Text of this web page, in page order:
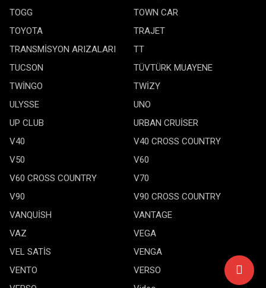
TOGG
TOWN CAR
TOYOTA
TRAJET
TRANSMİSYON ARIZALARI
TT
TUCSON
TÜVTÜRK MUAYENE
TWİNGO
TWİZY
ULYSSE
UNO
UP CLUB
URBAN CRUİSER
V40
V40 CROSS COUNTRY
V50
V60
V60 CROSS COUNTRY
V70
V90
V90 CROSS COUNTRY
VANQUİSH
VANTAGE
VAZ
VEGA
VEL SATİS
VENGA
VENTO
VERSO